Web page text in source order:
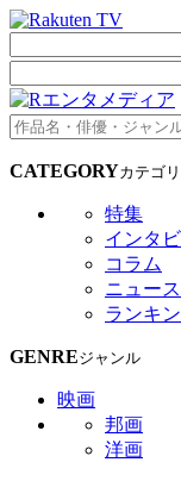
CATEGORYカテゴ
特集
インタ
コラム
ニュース
ランキ
GENREジャンル
映画
邦画
洋画